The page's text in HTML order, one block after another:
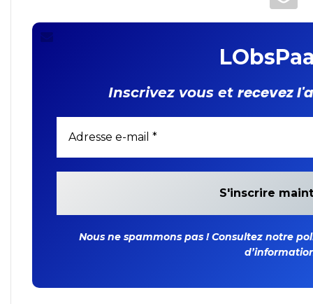
Inscrivez vous et recevez
Nous ne spammons pas ! Consultez notre